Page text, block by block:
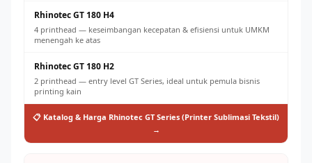
Rhinotec GT 180 H4
4 printhead — keseimbangan kecepatan & efisiensi untuk UMKM
menengah ke atas
Rhinotec GT 180 H2
2 printhead — entry level GT Series, ideal untuk pemula bisnis
printing kain
📋 Katalog & Harga Rhinotec GT Series (Printer Sublimasi Tekstil)
→